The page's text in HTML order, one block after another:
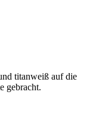
titanweiß auf die
gebracht.